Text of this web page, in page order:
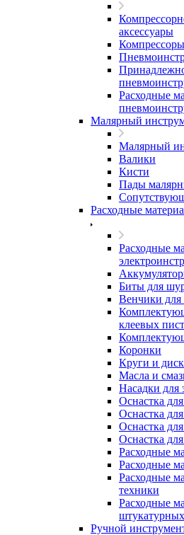
аксессуары
Компрессоры
Расходные
Малярный
Малярный
Валики
Кисти
Пады
Расходные
Расходные
Биты для
Венчики для
клеевых
Коронки
Круги и
Масла и
Насадки для
Оснастка
Оснастка
Оснастка
Оснастка
Расходные
Расходные
Расходные
техники
Расходные
Ручной